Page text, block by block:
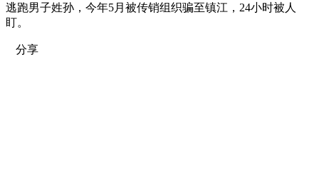
逃跑男子姓孙，今年5月被传销组织骗至镇江，24小时被人
盯。
分享